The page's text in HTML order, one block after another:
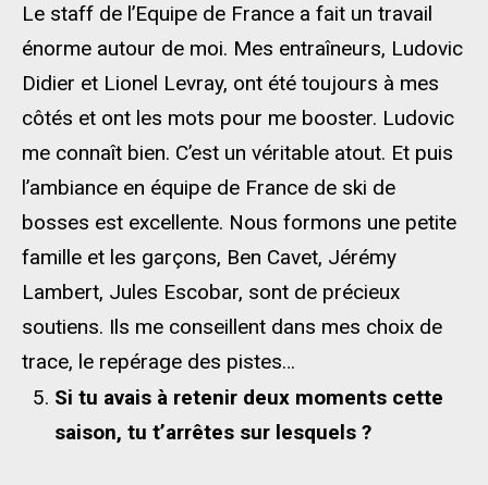
Le staff de l’Equipe de France a fait un travail
énorme autour de moi. Mes entraîneurs, Ludovic
Didier et Lionel Levray, ont été toujours à mes
côtés et ont les mots pour me booster. Ludovic
me connaît bien. C’est un véritable atout. Et puis
l’ambiance en équipe de France de ski de
bosses est excellente. Nous formons une petite
famille et les garçons, Ben Cavet, Jérémy
Lambert, Jules Escobar, sont de précieux
soutiens. Ils me conseillent dans mes choix de
trace, le repérage des pistes…
Si tu avais à retenir deux moments cette
saison, tu t’arrêtes sur lesquels ?